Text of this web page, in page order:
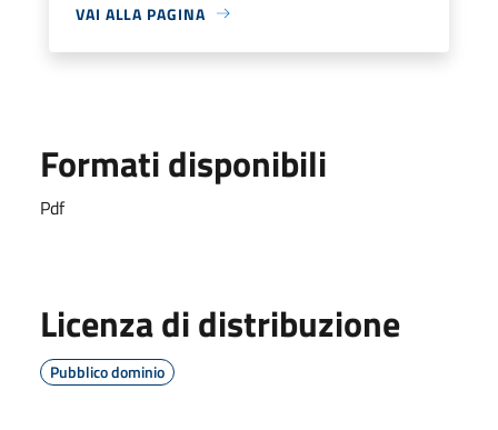
VAI ALLA PAGINA
Formati disponibili
Pdf
Licenza di distribuzione
Pubblico dominio